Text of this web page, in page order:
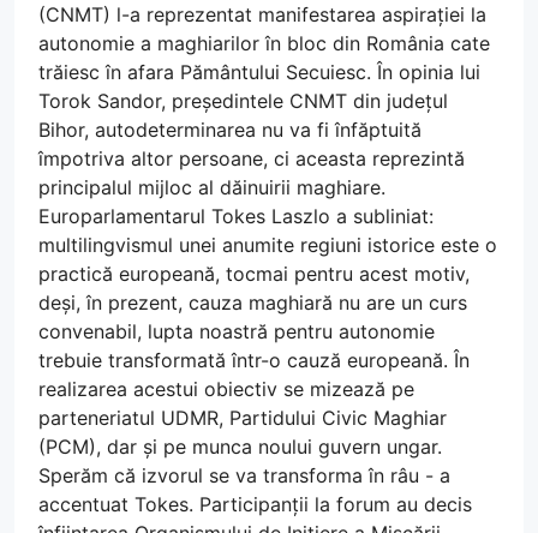
(CNMT) l-a reprezentat manifestarea aspirației la
autonomie a maghiarilor în bloc din România cate
trăiesc în afara Pământului Secuiesc. În opinia lui
Torok Sandor, președintele CNMT din județul
Bihor, autodeterminarea nu va fi înfăptuită
împotriva altor persoane, ci aceasta reprezintă
principalul mijloc al dăinuirii maghiare.
Europarlamentarul Tokes Laszlo a subliniat:
multilingvismul unei anumite regiuni istorice este o
practică europeană, tocmai pentru acest motiv,
deși, în prezent, cauza maghiară nu are un curs
convenabil, lupta noastră pentru autonomie
trebuie transformată într-o cauză europeană. În
realizarea acestui obiectiv se mizează pe
parteneriatul UDMR, Partidului Civic Maghiar
(PCM), dar și pe munca noului guvern ungar.
Sperăm că izvorul se va transforma în râu - a
accentuat Tokes. Participanții la forum au decis